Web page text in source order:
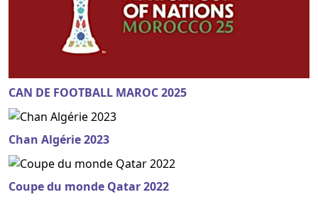
CAN DE FOOTBALL MAROC 2025
Chan Algérie 2023
Coupe du monde Qatar 2022